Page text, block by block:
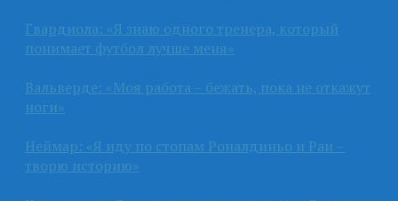
Гвардиола: «Я знаю одного тренера, который
понимает футбол лучше меня»
Вальверде: «Моя работа – бежать, пока не откажут
ноги»
Неймар: «Я иду по стопам Роналдиньо и Раи –
творю историю»